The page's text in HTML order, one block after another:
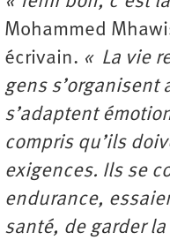
Mohammed
écrivain. « La vie
gens s’organisent
s’adaptent
compris qu’ils
exigences. Ils se
endurance,
santé, de garder